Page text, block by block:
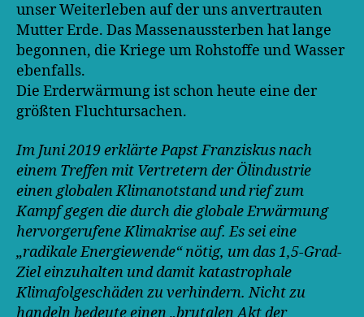
unser Weiterleben auf der uns anvertrauten
Mutter Erde. Das Massenaussterben hat lange
begonnen, die Kriege um Rohstoffe und Wasser
ebenfalls.
Die Erderwärmung ist schon heute eine der
größten Fluchtursachen.
Im Juni 2019 erklärte Papst Franziskus nach
einem Treffen mit Vertretern der Ölindustrie
einen globalen Klimanotstand und rief zum
Kampf gegen die durch die globale Erwärmung
hervorgerufene Klimakrise auf. Es sei eine
„radikale Energiewende“ nötig, um das 1,5-Grad-
Ziel einzuhalten und damit katastrophale
Klimafolgeschäden zu verhindern. Nicht zu
handeln bedeute einen „brutalen Akt der